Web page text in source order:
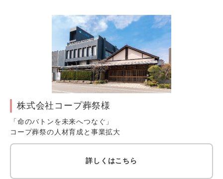
株式会社コープ葬祭様
「命のバトンを未来へつなぐ」
コープ葬祭の人材育成と事業拡大
詳しくはこちら